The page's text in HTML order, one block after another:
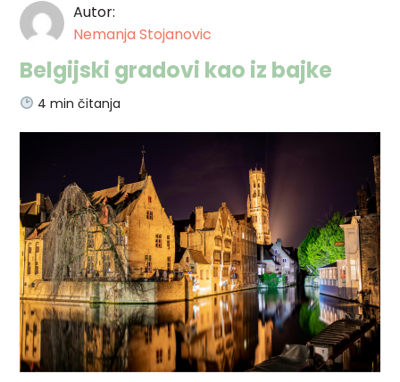
Autor:
Nemanja Stojanovic
Belgijski gradovi kao iz bajke
4 min čitanja